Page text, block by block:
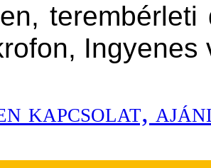
kapcsolat,